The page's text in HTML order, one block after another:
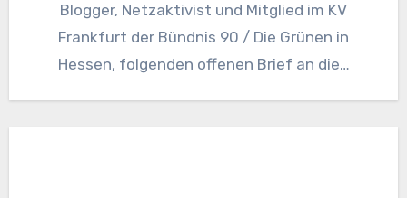
Blogger, Netzaktivist und Mitglied im KV
Frankfurt der Bündnis 90 / Die Grünen in
Hessen, folgenden offenen Brief an die…